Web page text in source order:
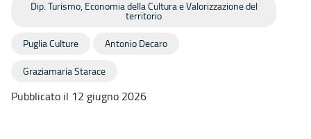
Dip. Turismo, Economia della Cultura e Valorizzazione del
territorio
Puglia Culture Antonio Decaro
Graziamaria Starace
Pubblicato il 12 giugno 2026